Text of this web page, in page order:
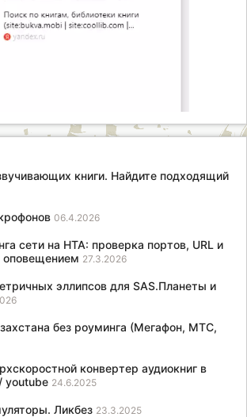
книги. Найдите подходящий
06.4.2026
сети на HTA: проверка портов, URL и
оповещением 27.3.2026
эллипсов для SAS.Планеты и
без роуминга (Мегафон, МТС,
конвертер аудиокниг в
youtube 24.6.2025
Ликбез 23.3.2025